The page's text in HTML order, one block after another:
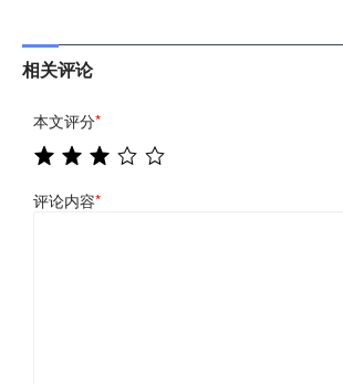
相关评论
本文评分*
评论内容*